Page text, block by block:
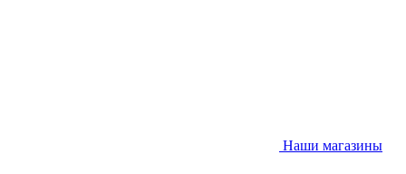
Наши магазины